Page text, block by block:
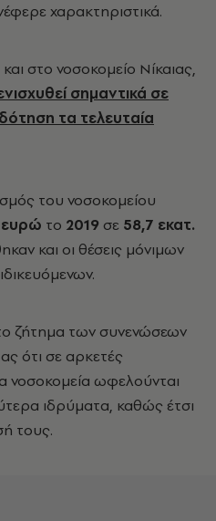
χαρακτηριστικά.
στο νοσοκομείο Νίκαιας,
σημαντικά σε
τα τελευταία
του νοσοκομείου
ευρώ το 2019 σε 58,7 εκατ.
και οι θέσεις μόνιμων
ζήτημα των συνενώσεων
ότι σε αρκετές
νοσοκομεία ωφελούνται
ιδρύματα, καθώς έτσι
τους.